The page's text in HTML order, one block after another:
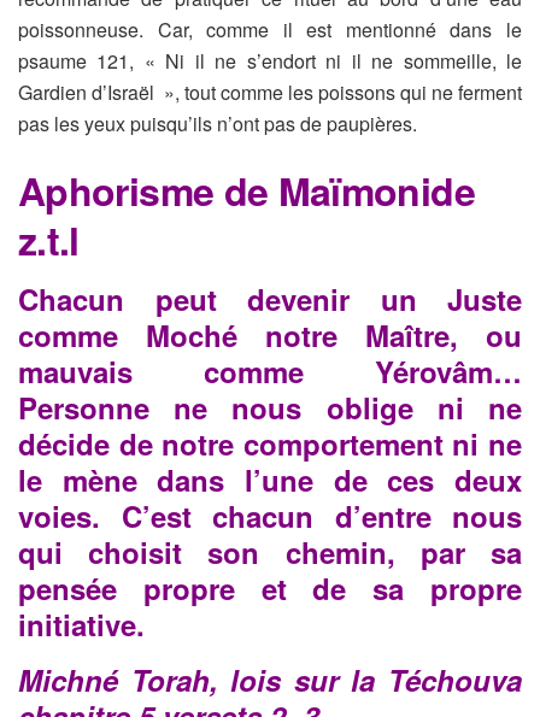
poissonneuse. Car, comme il est mentionné dans le
psaume 121, « Ni il ne s’endort ni il ne sommeille, le
Gardien d’Israël », tout comme les poissons qui ne ferment
pas les yeux puisqu’ils n’ont pas de paupières.
Aphorisme de Maïmonide
z.t.l
Chacun peut devenir un Juste
comme Moché notre Maître, ou
mauvais comme Yérovâm…
Personne ne nous oblige ni ne
décide de notre comportement ni ne
le mène dans l’une de ces deux
voies. C’est chacun d’entre nous
qui choisit son chemin, par sa
pensée propre et de sa propre
initiative.
Michné Torah, lois sur la Téchouva